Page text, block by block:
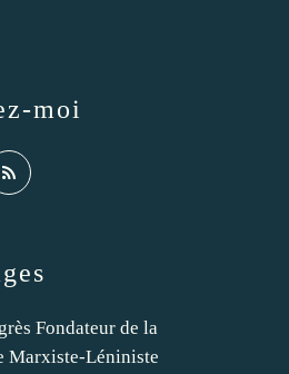
Fondateur de la
Marxiste-Léniniste
moi